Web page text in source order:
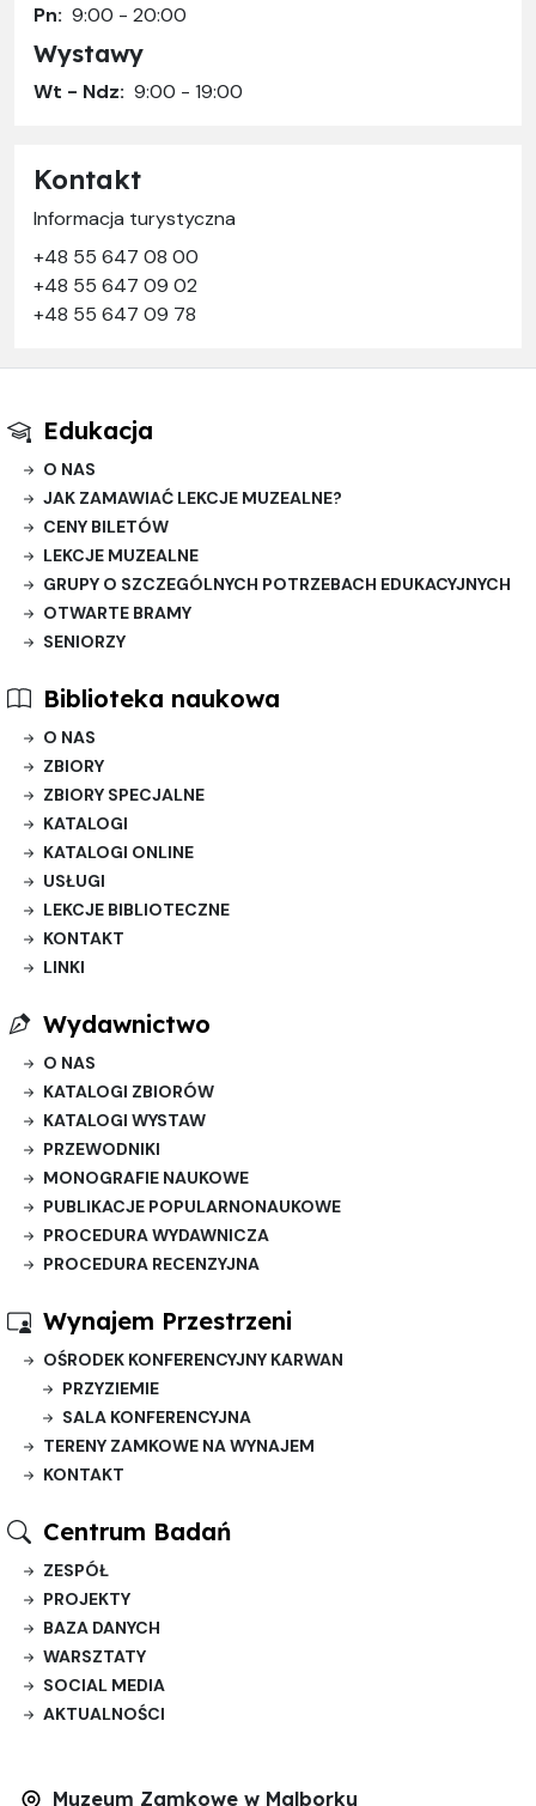
Pn: 9:00 - 20:00
Wystawy
Wt - Ndz: 9:00 - 19:00
Kontakt
Informacja turystyczna
+48 55 647 08 00
+48 55 647 09 02
+48 55 647 09 78
Edukacja
O NAS
JAK ZAMAWIAĆ LEKCJE MUZEALNE?
CENY BILETÓW
LEKCJE MUZEALNE
GRUPY O SZCZEGÓLNYCH POTRZEBACH EDUKACYJNYCH
OTWARTE BRAMY
SENIORZY
Biblioteka naukowa
O NAS
ZBIORY
ZBIORY SPECJALNE
KATALOGI
KATALOGI ONLINE
USŁUGI
LEKCJE BIBLIOTECZNE
KONTAKT
LINKI
Wydawnictwo
O NAS
KATALOGI ZBIORÓW
KATALOGI WYSTAW
PRZEWODNIKI
MONOGRAFIE NAUKOWE
PUBLIKACJE POPULARNONAUKOWE
PROCEDURA WYDAWNICZA
PROCEDURA RECENZYJNA
Wynajem Przestrzeni
OŚRODEK KONFERENCYJNY KARWAN
PRZYZIEMIE
SALA KONFERENCYJNA
TERENY ZAMKOWE NA WYNAJEM
KONTAKT
Centrum Badań
ZESPÓŁ
PROJEKTY
BAZA DANYCH
WARSZTATY
SOCIAL MEDIA
AKTUALNOŚCI
Muzeum Zamkowe w Malborku